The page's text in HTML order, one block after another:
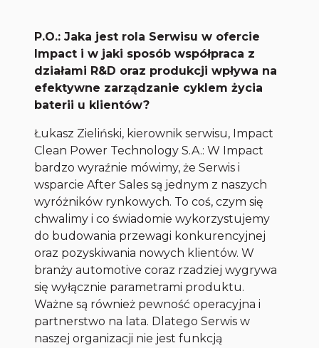
P.O.: Jaka jest rola Serwisu w ofercie
Impact i w jaki sposób współpraca z
działami R&D oraz produkcji wpływa na
efektywne zarządzanie cyklem życia
baterii u klientów?
Łukasz Zieliński, kierownik serwisu, Impact
Clean Power Technology S.A.: W Impact
bardzo wyraźnie mówimy, że Serwis i
wsparcie After Sales są jednym z naszych
wyróżników rynkowych. To coś, czym się
chwalimy i co świadomie wykorzystujemy
do budowania przewagi konkurencyjnej
oraz pozyskiwania nowych klientów. W
branży automotive coraz rzadziej wygrywa
się wyłącznie parametrami produktu.
Ważne są również pewność operacyjna i
partnerstwo na lata. Dlatego Serwis w
naszej organizacji nie jest funkcją